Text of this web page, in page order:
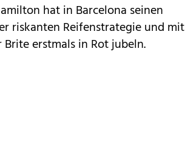
hat in Barcelona seinen
riskanten Reifenstrategie und mit
erstmals in Rot jubeln.